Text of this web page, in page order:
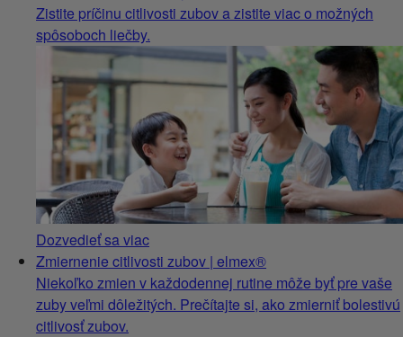
Zistite príčinu citlivosti zubov a zistite viac o možných
spôsoboch liečby.
Dozvedieť sa viac
Zmiernenie citlivosti zubov | elmex®
Niekoľko zmien v každodennej rutine môže byť pre vaše
zuby veľmi dôležitých. Prečítajte si, ako zmierniť bolestivú
citlivosť zubov.